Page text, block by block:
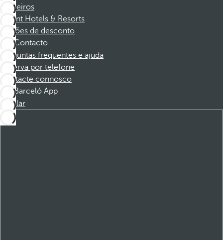
Parceiros
Dorint Hotels & Resorts
Cupões de desconto
Contacto
Perguntas frequentes e ajuda
Reserva por telefone
Contacte connosco
Barceló App
Instalar